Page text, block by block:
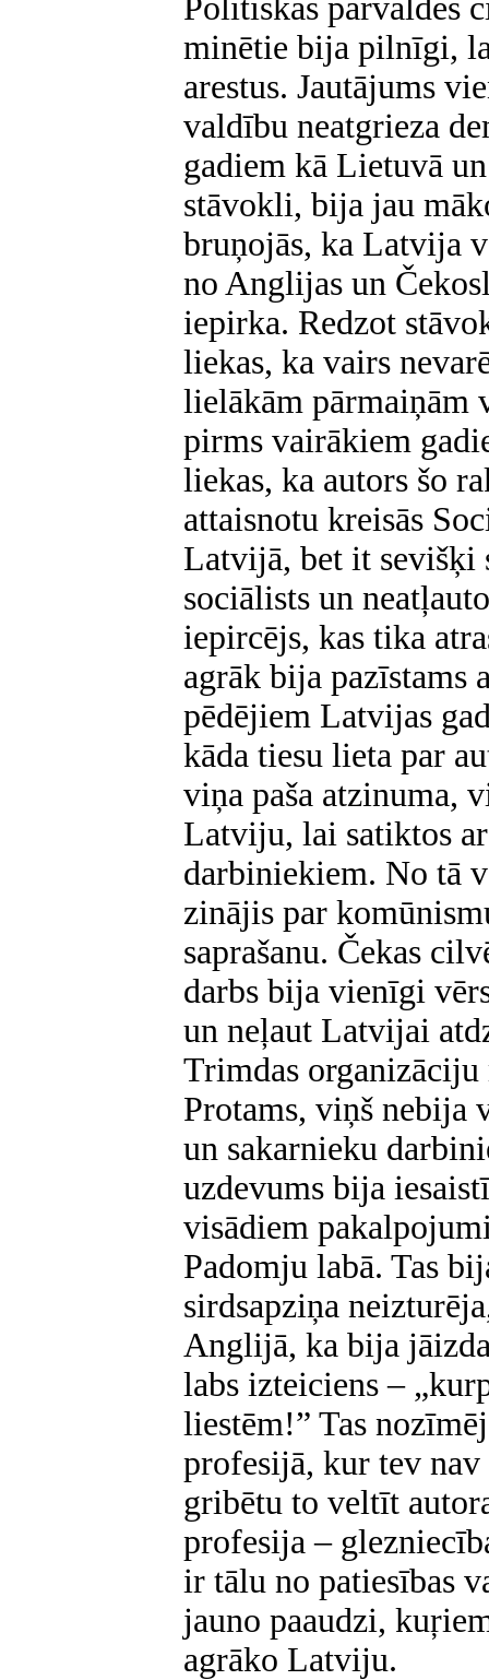
Politiskās pārvaldes
minētie bija pilnīgi,
arestus. Jautājums
valdību neatgrieza
gadiem kā Lietuvā
stāvokli, bija jau
bruņojās, ka Latvija
no Anglijas un
iepirka. Redzot
liekas, ka vairs
lielākām pārmaiņām
pirms vairākiem
liekas, ka autors šo
attaisnotu kreisās
Latvijā, bet it sevišķi
sociālists un
iepircējs, kas tika
agrāk bija pazīstams
pēdējiem Latvijas
kāda tiesu lieta par
viņa paša atzinuma,
Latviju, lai satiktos
darbiniekiem. No tā
zinājis par
saprašanu. Čekas
darbs bija vienīgi
un neļaut Latvijai
Trimdas
Protams, viņš nebija
un sakarnieku
uzdevums bija
visādiem
Padomju labā. Tas
sirdsapziņa
Anglijā, ka bija
labs izteiciens –
liestēm!” Tas
profesijā, kur tev nav
gribētu to veltīt
profesija –
ir tālu no patiesības
jauno paaudzi,
agrāko Latviju.